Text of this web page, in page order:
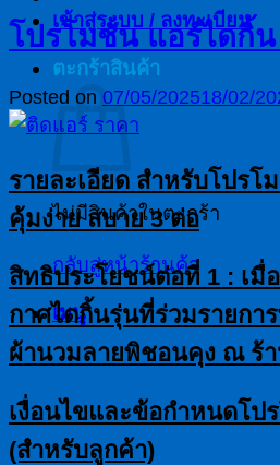
เข้าสู่ระบบ / ลงทะเบียน
ตะกร้าสินค้า
ไม่มีสินค้าในตะกร้า
กลับสู่หน้าร้านค้า
เมนู
โปรโมชั่น แอร์ไดกิ้น
Posted on 07/05/202518/02/
รายละเอียด สำหรับโปรโ
คุ้มง่าย สบาย 3 ต่อ
สิทธิประโยชน์ต่อที่ 1 : เมื่
กาศไดกิ้นรุ่นที่ร่วมรายกา
ผ้านวมลายพิชอนคุง ณ ร้
เงื่อนไขและข้อกำหนดโป
(สำหรับลูกค้า)